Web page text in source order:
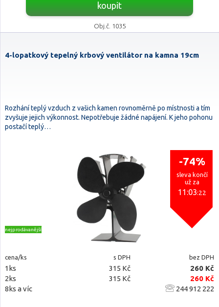
koupit
Obj.č. 1035
4-lopatkový tepelný krbový ventilátor na kamna 19cm
Rozhání teplý vzduch z vašich kamen rovnoměrně po místnosti a tím
zvyšuje jejich výkonnost. Nepotřebuje žádné napájení. K jeho pohonu
postačí teplý…
-74%
sleva končí
už za
11:03:21
nejprodávanější
cena/ks s DPH bez DPH
1ks 315 Kč
260 Kč
2ks
315 Kč
260 Kč
8ks a víc
244 912 222